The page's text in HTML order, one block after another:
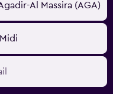
Al Massira (AGA)
Midi